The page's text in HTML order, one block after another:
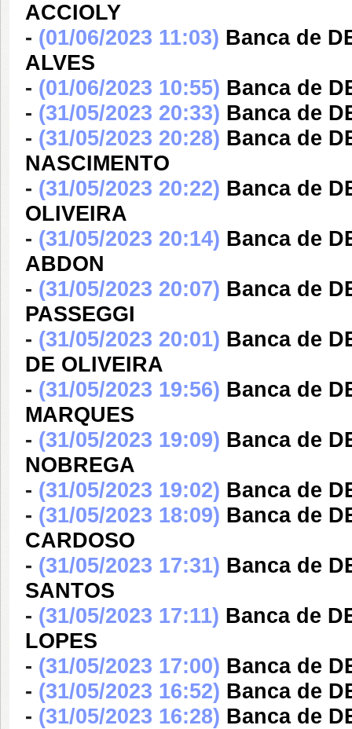
ACCIOLY
- (01/06/2023 11:03) Banca de
ALVES
- (01/06/2023 10:55) Banca de
- (31/05/2023 20:33) Banca de
- (31/05/2023 20:28) Banca de
NASCIMENTO
- (31/05/2023 20:22) Banca de
OLIVEIRA
- (31/05/2023 20:14) Banca de
ABDON
- (31/05/2023 20:07) Banca de
PASSEGGI
- (31/05/2023 20:01) Banca de
DE OLIVEIRA
- (31/05/2023 19:56) Banca de
MARQUES
- (31/05/2023 19:09) Banca de
NOBREGA
- (31/05/2023 19:02) Banca de
- (31/05/2023 18:09) Banca de
CARDOSO
- (31/05/2023 17:31) Banca de
SANTOS
- (31/05/2023 17:11) Banca de
LOPES
- (31/05/2023 17:00) Banca de
- (31/05/2023 16:52) Banca de
- (31/05/2023 16:28) Banca de